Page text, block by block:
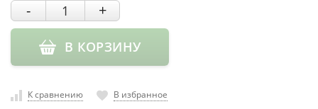
насадки
Хранение
инструмента
РАСПРОДАЖА
- +
В КОРЗИНУ
К сравнению В избранное